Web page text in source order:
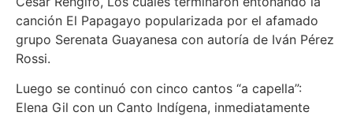
canción El Papagayo popularizada por el afamado
grupo Serenata Guayanesa con autoría de Iván Pérez
Rossi.
Luego se continuó con cinco cantos “a capella”:
Elena Gil con un Canto Indígena, inmediatamente